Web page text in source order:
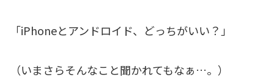
「iPhoneとアンドロイド、どっちがいい？」
（いまさらそんなこと聞かれてもなぁ…。）